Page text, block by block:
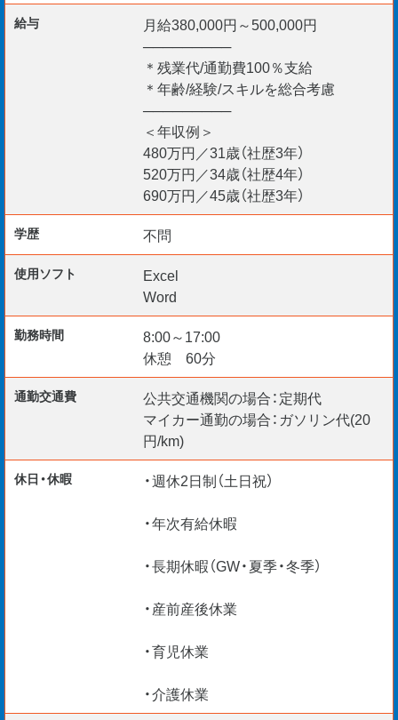
【在籍社員の声】
「中規模案件での経験が、次のステップへつながる実感が
「管理業務に集中でき、オンオフのバランスが取りやすく
・改修工事の経験や施工管理技士の資格
まずは詳細の確認から。ご興味がありましたらお気軽にお
問い合わせください。
【応募条件】
・実務経験8年以上
・募集職種に応じた1級資格をお持ちの方
└ 1級建築士
└ 1級建築施工管理技士
└ 1級土木施工管理技士
└ 1級管工事施工管理技士
└ 1級電気工事施工管理技士
リモート面談 随時実施中◎
給与
月給380,000円～500,000円
─────────
＊残業代/通勤費100％支給
＊年齢/経験/スキルを総合考慮
─────────
＜年収例＞
480万円／31歳（社歴3年）
520万円／34歳（社歴4年）
690万円／45歳（社歴3年）
学歴 不問
使用ソフト
Excel
Word
勤務時間
8:00～17:00
休憩 60分
通勤交通費
公共交通機関の場合：定期代
マイカー通勤の場合：ガソリン代(20
円/km)
休日・休暇
・週休2日制（土日祝）
・年次有給休暇
・長期休暇（GW・夏季・冬季）
・産前産後休業
・育児休業
・介護休業